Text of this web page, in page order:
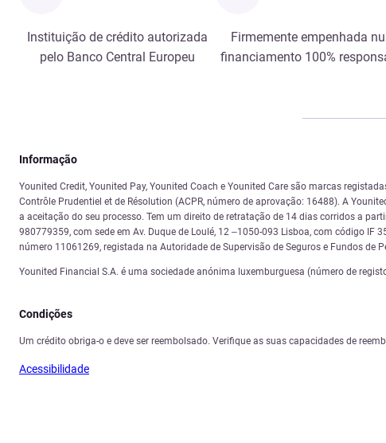
Instituição de crédito autorizada
pelo Banco Central Europeu
Firmemente empenhada
financiamento 100%
Informação
Younited Credit, Younited Pay, Younited Coach e Younited Care são marcas
Contrôle Prudentiel et de Résolution (ACPR, número de aprovação: 16488). A
a aceitação do seu processo. Tem um direito de retratação de 14 dias corridos a
980779359, com sede em Av. Duque de Loulé, 12 –1050-093 Lisboa, com código
número 11061269, registada na Autoridade de Supervisão de Seguros e Fundos de
Younited Financial S.A. é uma sociedade anónima luxemburguesa (número de
Condições
Um crédito obriga-o e deve ser reembolsado. Verifique as suas capacidades de
Acessibilidade